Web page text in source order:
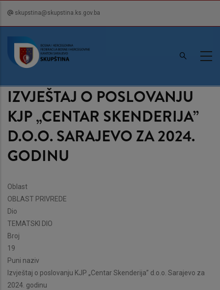
content
skupstina@skupstina.ks.gov.ba
IZVJEŠTAJ O POSLOVANJU
KJP „CENTAR SKENDERIJA”
D.O.O. SARAJEVO ZA 2024.
GODINU
Oblast
OBLAST PRIVREDE
Dio
TEMATSKI DIO
Broj
19
Puni naziv
Izvještaj o poslovanju KJP „Centar Skenderija” d.o.o. Sarajevo za
2024. godinu